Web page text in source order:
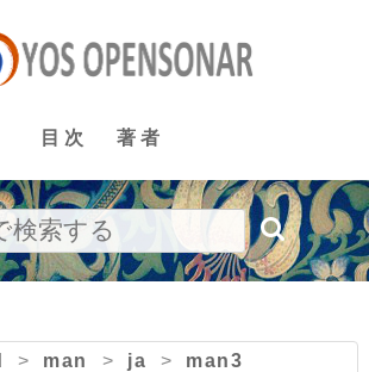
目次 著者
> man > ja > man3